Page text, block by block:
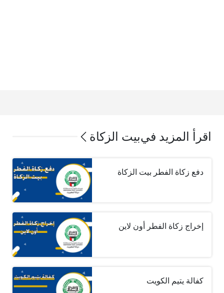
اقرأ المزيد فيبيت الزكاة
دفع زكاة الفطر بيت الزكاة
إخراج زكاة الفطر أون لاين
كفالة يتيم الكويت